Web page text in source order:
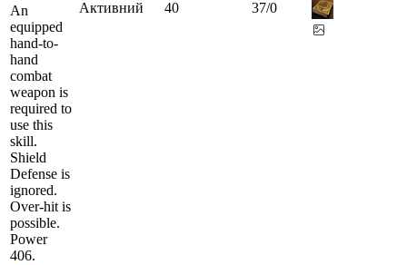
An
equipped
hand-to-
hand
combat
weapon is
required to
use this
skill.
Shield
Defense is
ignored.
Over-hit is
possible.
Power
406.
Активний 40 37/0